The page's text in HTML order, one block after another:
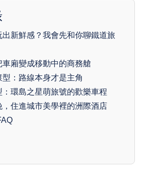
出新鮮感？我會先和你聊鐵道旅
車廂變成移動中的商務艙
型：路線本身才是主角
：環島之星萌旅號的歡樂車程
，住進城市美學裡的洲際酒店